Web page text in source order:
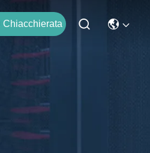
Chiacchierata